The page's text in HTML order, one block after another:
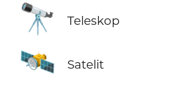
🔭 Teleskop
🛰️ Satelit